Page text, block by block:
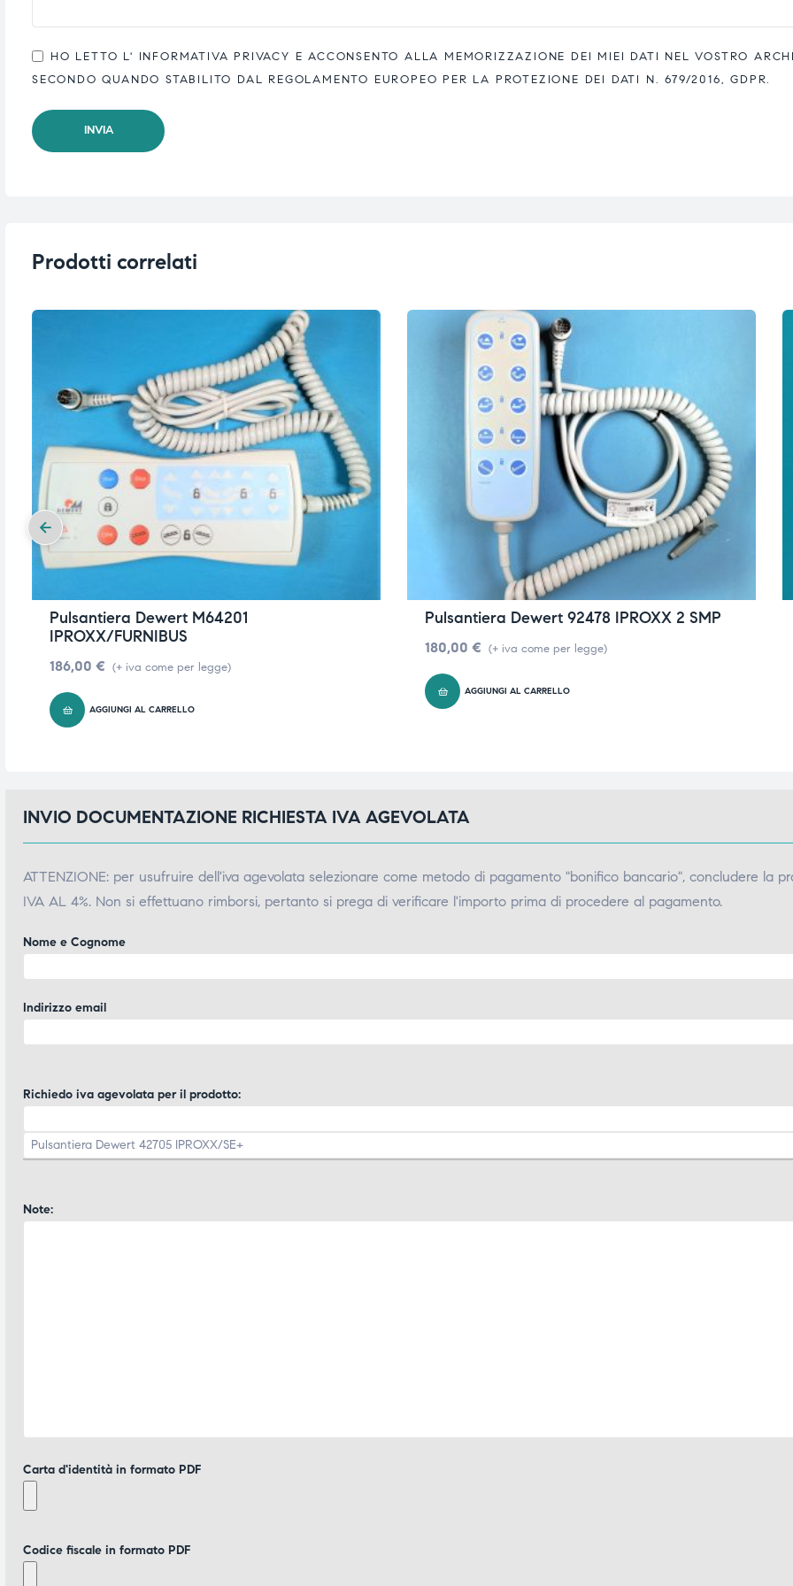
HO LETTO L' INFORMATIVA PRIVACY E ACCONSENTO ALLA MEMORIZZAZIONE DEI MIEI DATI NEL VOSTRO
SECONDO QUANDO STABILITO DAL REGOLAMENTO EUROPEO PER LA PROTEZIONE DEI DATI N. 679/2016, GDPR.
Prodotti correlati
Pulsantiera Dewert M64201
IPROXX/FURNIBUS
186,00 € (+ iva come per legge)
AGGIUNGI AL CARRELLO
Pulsantiera Dewert 92478 IPROXX 2 SMP
180,00 € (+ iva come per legge)
AGGIUNGI AL CARRELLO
INVIO DOCUMENTAZIONE RICHIESTA IVA AGEVOLATA
ATTENZIONE: per usufruire dell'iva agevolata selezionare come metodo di pagamento "bonifico bancario", concludere la
IVA AL 4%. Non si effettuano rimborsi, pertanto si prega di verificare l'importo prima di procedere al pagamento.
Nome e Cognome
Indirizzo email
Richiedo iva agevolata per il prodotto:
Note:
Carta d'identità in formato PDF
Codice fiscale in formato PDF